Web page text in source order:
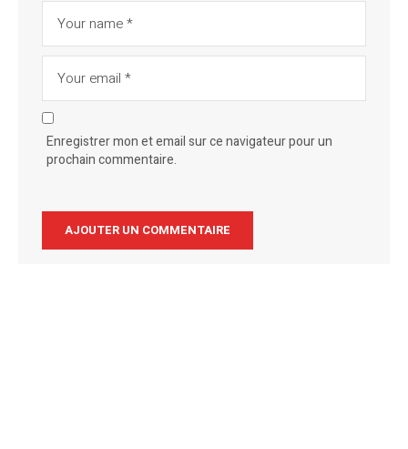
Enregistrer mon et email sur ce navigateur pour un
prochain commentaire.